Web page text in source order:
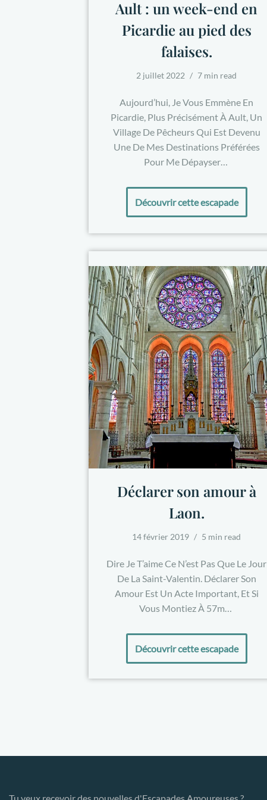
Ault : un week-end en
Picardie au pied des
falaises.
2 juillet 2022 7 min read
Aujourd’hui, Je Vous Emmène En
Picardie, Plus Précisément À Ault, Un
Village De Pêcheurs Qui Est Devenu
Une De Mes Destinations Préférées
Pour Me Dépayser…
Découvrir cette escapade
Déclarer son amour à
Laon.
14 février 2019 5 min read
Dire Je T’aime Ce N’est Pas Que Le Jour
De La Saint-Valentin. Déclarer Son
Amour Est Un Acte Important, Et Si
Vous Montiez À 57m…
Découvrir cette escapade
Tu veux recevoir des nouvelles d'Escapades Amoureuses ?